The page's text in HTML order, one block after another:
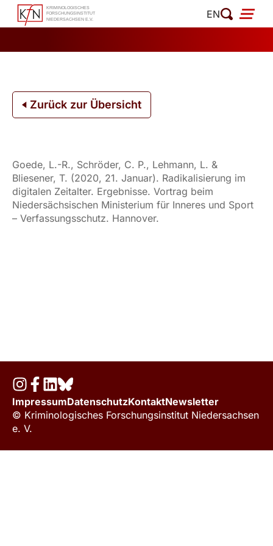
Zum
Inhalt
EN
Zurück zur Übersicht
Goede, L.-R., Schröder, C. P., Lehmann, L. &
Bliesener, T. (2020, 21. Januar). Radikalisierung im
digitalen Zeitalter. Ergebnisse. Vortrag beim
Niedersächsischen Ministerium für Inneres und Sport
– Verfassungsschutz. Hannover.
ImpressumDatenschutzKontaktNewsletter
© Kriminologisches Forschungsinstitut Niedersachsen
e. V.